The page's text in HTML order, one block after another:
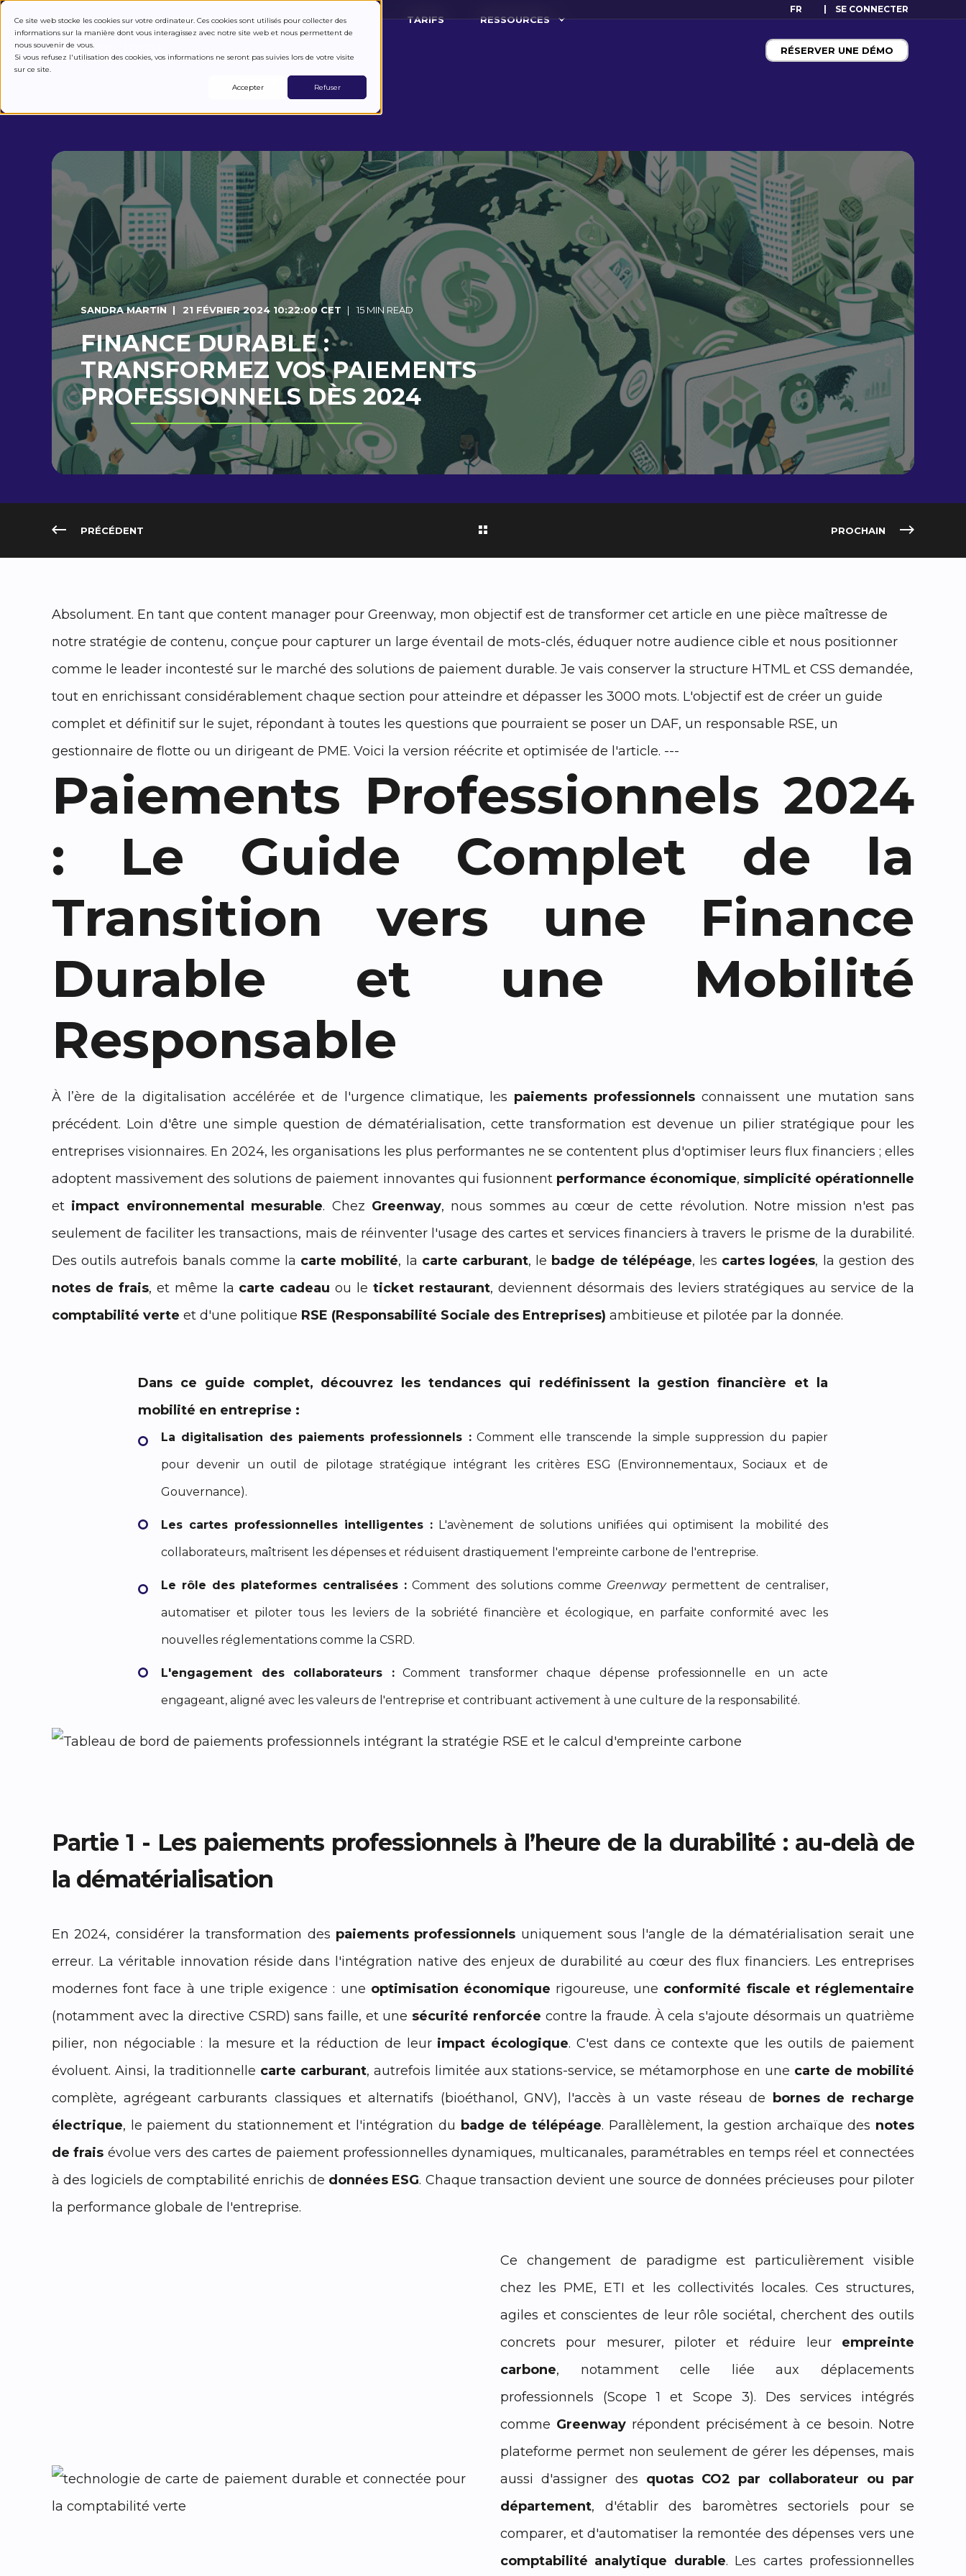
Ce site web stocke les cookies sur votre ordinateur. Ces cookies sont utilisés pour collecter des
informations sur la manière dont vous interagissez avec notre site web et nous permettent de
nous souvenir de vous.
Si vous refusez l'utilisation des cookies, vos informations ne seront pas suivies lors de votre visite
sur ce site.
Accepter
Refuser
FR SE CONNECTER
COMMENT ÇA MARCHE ? TARIFS RESSOURCES
LA FONDATION
RÉSERVER UNE DÉMO
SANDRA MARTIN 21 FÉVRIER 2024 10:22:00 CET 15 MIN READ
FINANCE DURABLE :
TRANSFORMEZ VOS PAIEMENTS
PROFESSIONNELS DÈS 2024
PRÉCÉDENT PROCHAIN
Absolument. En tant que content manager pour Greenway, mon objectif est de transformer cet article en une pièce maîtresse de
notre stratégie de contenu, conçue pour capturer un large éventail de mots-clés, éduquer notre audience cible et nous positionner
comme le leader incontesté sur le marché des solutions de paiement durable. Je vais conserver la structure HTML et CSS demandée,
tout en enrichissant considérablement chaque section pour atteindre et dépasser les 3000 mots. L'objectif est de créer un guide
complet et définitif sur le sujet, répondant à toutes les questions que pourraient se poser un DAF, un responsable RSE, un
gestionnaire de flotte ou un dirigeant de PME. Voici la version réécrite et optimisée de l'article. ---
Paiements Professionnels 2024
: Le Guide Complet de la
Transition vers une Finance
Durable et une Mobilité
Responsable
À l’ère de la digitalisation accélérée et de l'urgence climatique, les paiements professionnels connaissent une mutation sans
précédent. Loin d'être une simple question de dématérialisation, cette transformation est devenue un pilier stratégique pour les
entreprises visionnaires. En 2024, les organisations les plus performantes ne se contentent plus d'optimiser leurs flux financiers ; elles
adoptent massivement des solutions de paiement innovantes qui fusionnent performance économique, simplicité opérationnelle
et impact environnemental mesurable. Chez Greenway, nous sommes au cœur de cette révolution. Notre mission n'est pas
seulement de faciliter les transactions, mais de réinventer l'usage des cartes et services financiers à travers le prisme de la durabilité.
Des outils autrefois banals comme la carte mobilité, la carte carburant, le badge de télépéage, les cartes logées, la gestion des
notes de frais, et même la carte cadeau ou leticket restaurant, deviennent désormais des leviers stratégiques au service de la
comptabilité verte et d'une politique RSE (Responsabilité Sociale des Entreprises) ambitieuse et pilotée par la donnée.
Dans ce guide complet, découvrez les tendances qui redéfinissent la gestion financière et la
mobilité en entreprise :
La digitalisation des paiements professionnels :Comment elle transcende la simple suppression du papier
pour devenir un outil de pilotage stratégique intégrant les critères ESG (Environnementaux, Sociaux et de
Gouvernance).
Les cartes professionnelles intelligentes :L'avènement de solutions unifiées qui optimisent la mobilité des
collaborateurs, maîtrisent les dépenses et réduisent drastiquement l'empreinte carbone de l'entreprise.
Le rôle des plateformes centralisées : Comment des solutions comme Greenwaypermettent de centraliser,
automatiser et piloter tous les leviers de la sobriété financière et écologique, en parfaite conformité avec les
nouvelles réglementations comme la CSRD.
L'engagement des collaborateurs :Comment transformer chaque dépense professionnelle en un acte
engageant, aligné avec les valeurs de l'entreprise et contribuant activement à une culture de la responsabilité.
Partie 1 - Les paiements professionnels à l’heure de la durabilité : au-delà de
la dématérialisation
En 2024, considérer la transformation des paiements professionnels uniquement sous l'angle de la dématérialisation serait une
erreur. La véritable innovation réside dans l'intégration native des enjeux de durabilité au cœur des flux financiers. Les entreprises
modernes font face à une triple exigence : une optimisation économique rigoureuse, une conformité fiscale et réglementaire
(notamment avec la directive CSRD) sans faille, et une sécurité renforcée contre la fraude. À cela s'ajoute désormais un quatrième
pilier, non négociable : la mesure et la réduction de leur impact écologique. C'est dans ce contexte que les outils de paiement
évoluent. Ainsi, la traditionnelle carte carburant, autrefois limitée aux stations-service, se métamorphose en une carte de mobilité
complète, agrégeant carburants classiques et alternatifs (bioéthanol, GNV), l'accès à un vaste réseau de
bornes de recharge
électrique, le paiement du stationnement et l'intégration du badge de télépéage. Parallèlement, la gestion archaïque des notes
de frais évolue vers des cartes de paiement professionnelles dynamiques, multicanales, paramétrables en temps réel et connectées
à des logiciels de comptabilité enrichis de données ESG. Chaque transaction devient une source de données précieuses pour piloter
la performance globale de l'entreprise.
Ce changement de paradigme est particulièrement visible
chez les PME, ETI et les collectivités locales. Ces structures,
agiles et conscientes de leur rôle sociétal, cherchent des outils
concrets pour mesurer, piloter et réduire leur empreinte
carbone, notamment celle liée aux déplacements
professionnels (Scope 1 et Scope 3). Des services intégrés
comme Greenwayrépondent précisément à ce besoin. Notre
plateforme permet non seulement de gérer les dépenses, mais
aussi d'assigner des quotas CO2 par collaborateur ou par
département, d'établir des baromètres sectoriels pour se
comparer, et d'automatiser la remontée des dépenses vers une
comptabilité analytique durable. Les cartes professionnelles